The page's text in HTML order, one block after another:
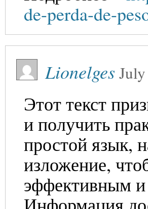
de-perda-de-
Lionelges
Этот текст
и получить
простой язык,
изложение,
эффективным